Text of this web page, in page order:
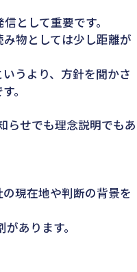
として重要です。
物としては少し距離が
うより、方針を聞かさ
。
せでも理念説明でもあ
現在地や判断の背景を
あります。